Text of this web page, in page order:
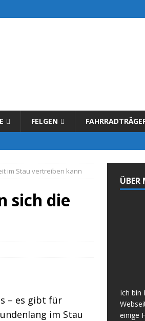
FELGEN
im Stau vertreiben kann
sich die
– es gibt für
im Stau
ÜBER
Ich bin
einige